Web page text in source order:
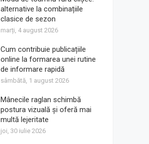
alternative la combinațiile
clasice de sezon
marți, 4 august 2026
Cum contribuie publicațiile
online la formarea unei rutine
de informare rapidă
sâmbătă, 1 august 2026
Mânecile raglan schimbă
postura vizuală și oferă mai
multă lejeritate
joi, 30 iulie 2026